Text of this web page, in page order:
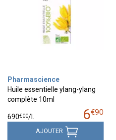
Pharmascience
Huile essentielle ylang-ylang
complète 10ml
6€90
690€00/
AJOUTER